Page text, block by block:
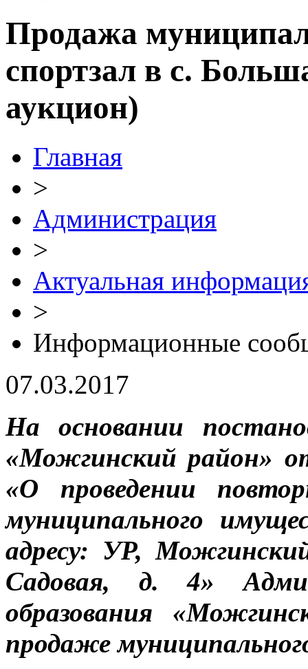
Продажа
спортзал в с.
аукцион)
Главная
>
Администрация
>
Актуальная
>
Информационные
07.03.2017
На основании
«Можгинский район»
«О проведении
муниципального
адресу: УР,
Садовая, д. 4»
образования
продаже